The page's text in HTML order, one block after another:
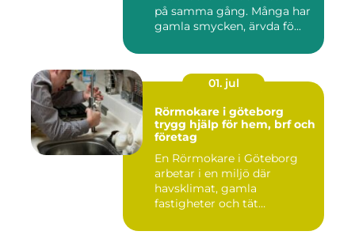
på samma gång. Många har
gamla smycken, ärvda fö...
01. jul
Rörmokare i göteborg
trygg hjälp för hem, brf och
företag
En Rörmokare i Göteborg
arbetar i en miljö där
havsklimat, gamla
fastigheter och tät